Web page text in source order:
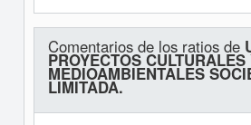
Comentarios de los ratios de
PROYECTOS CULTURALES
MEDIOAMBIENTALES
LIMITADA.